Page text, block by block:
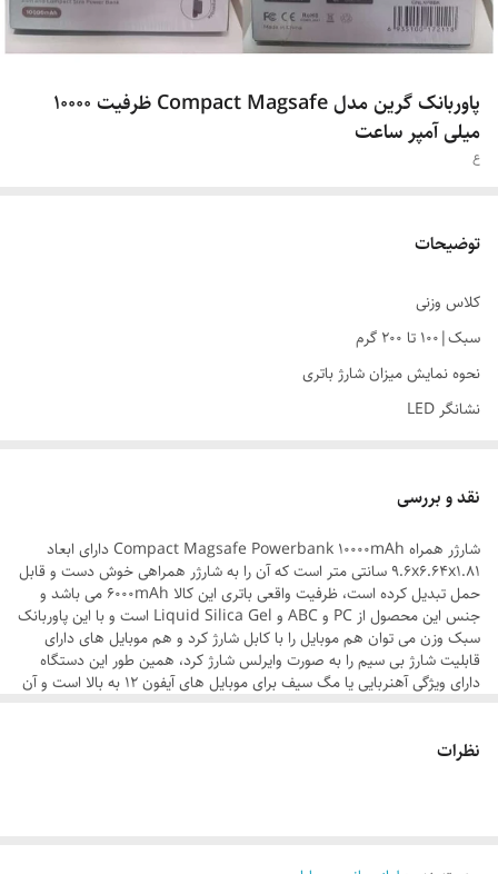
پاوربانک گرین مدل Compact Magsafe ظرفیت 10000
میلی آمپر ساعت
ع
توضیحات
کلاس وزنی
سبک|۱۰۰ تا ۲۰۰ گرم
نحوه نمایش میزان شارژ باتری
نشانگر LED
تعداد درگاه خروجی
یک عدد
شدت جریان خروجی
۱.۶۷ آمپر مخصوص موبایل
۲.۳ آمپر
۳.۰ آمپر
نقد و بررسی
شارژر همراه Compact Magsafe Powerbank 10000mAh دارای ابعاد
9.6x6.64x1.81 سانتی متر است که آن را به شارژر همراهی خوش دست و قابل
حمل تبدیل کرده است، ظرفیت واقعی باتری این کالا 6000mAh می باشد و
جنس این محصول از PC و ABC و Liquid Silica Gel است و با این پاوربانک
سبک وزن می توان هم موبایل را با کابل شارژ کرد و هم موبایل های دارای
قابلیت شارژ بی سیم را به صورت وایرلس شارژ کرد، همین طور این دستگاه
دارای ویژگی آهنربایی یا مگ سیف برای موبایل های آیفون 12 به بالا است و آن
نظرات